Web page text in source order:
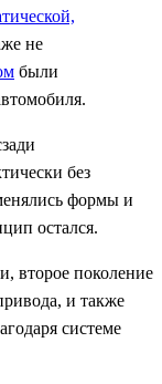
не
были
без
формы и
остался.
второе поколение
и также
системе